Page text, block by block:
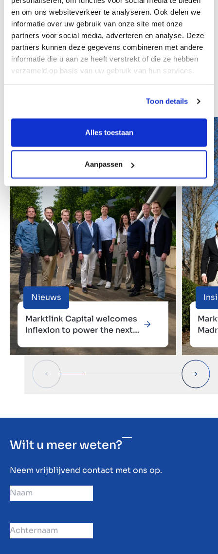
en om ons websiteverkeer te analyseren. Ook delen we
informatie over uw gebruik van onze site met onze
partners voor social media, adverteren en analyse. Deze
partners kunnen deze gegevens combineren met andere
informatie die u aan ze heeft verstrekt of die ze hebben
verzameld op basis van uw gebruik van hun services.
Toon details
Alles toestaan
Aanpassen
doelen.” – Marc Reinhardt, Managing Partner van
Marktlink Zurich, over de overname.
Nieuws
Marktlink Capital welcomes
Inflexion to power the next
Wilt u meer weten?
Neem vrijblijvend contact met ons op.